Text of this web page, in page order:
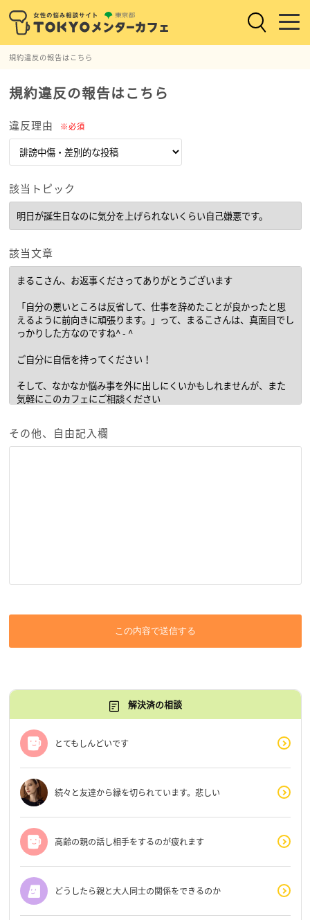
規約違反の報告はこちら
規約違反の報告はこちら
違反理由 ※必須
該当トピック
該当文章
その他、自由記入欄
この内容で送信する
解決済の相談
とてもしんどいです
続々と友達から縁を切られています。悲しい
高齢の親の話し相手をするのが疲れます
どうしたら親と大人同士の関係をできるのか